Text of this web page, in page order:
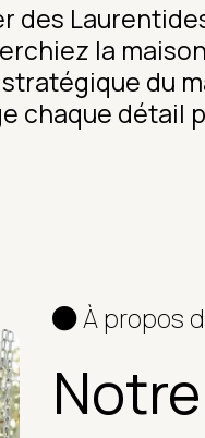
des
la
du
chaque détail
À propos